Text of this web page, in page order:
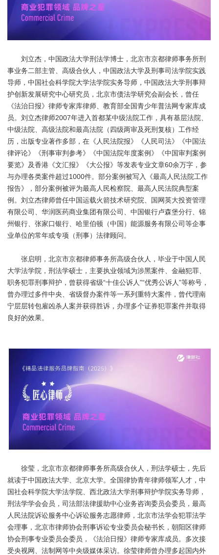
刘立杰，中国政法大学刑法学博士，北京市京都律师事务所刑
事业务二部主管、高级合伙人，中国政法大学及刑事司法学院实践
导师，中国社会科学院大学法学院实务导师，中国政法大学刑事辩
护创新发展研究中心研究员，北京市债法学研究会副会长，曾任
《法治日报》律师专家库律师、教育部全国青少年普法网专家库成
员。刘立杰律师2007年进入首都某中级法院工作，具有基层法院、
中级法院、高级法院和最高法院（四级两审及死刑复核）工作经
历，出版专业著作多部，在《人民法院报》《人民司法》《中国法
律评论》《刑事审判参考》《中国法院年度案例》《中国审判案例
要览》及香港《文汇报》《大公报》等发表专业文章60余万字，参
与办理各类案件超过1000件。部分案例被写入《最高人民法院工作
报告》，部分案例被评为最高人民检察院、最高人民法院典型案
例。刘立杰律师曾任中国运载火箭技术研究院、国网英大投资管理
有限公司、华润医药商业集团有限公司、中国银行卢森堡分行、锦
州银行、张家口银行、哈里伯顿（中国）能源服务有限公司等企事
业单位的常年或专项（刑事）法律顾问。
张启明，北京市京都律师事务所高级合伙人，毕业于中国人民
大学法学院，刑法学硕士，主要执业领域为涉黑案件、金融犯罪、
职务犯罪刑事辩护，曾获得省级“十佳公诉人”“优秀公诉人”等称号，
曾办理过多件中央、省级督办案件等一系列重特大案件，曾代理南
宁层层转包雇凶杀人案并获得胜诉，办理多个证券犯罪案件并取得
良好的效果。
徐莹，北京市京都律师事务所高级合伙人，刑法学硕士，先后
就读于中国政法大学、北京大学。全国律协青年律师领军人才，中
国社会科学院大学法学院、西北政法大学刑事辩护学院实务导师，
刑法学学会会员，司法部法律援助中心业务咨询委员会委员，最高
人民法院诉讼服务中心诉讼服务志愿律师，北京市法学会犯罪法学
会理事，北京市律师协会刑事诉讼专业委员会秘书长，朝阳区律师
协会刑事专业委员会委员，《法治日报》律师专家库成员。多次接
受央视网、法制网等中央级媒体采访。徐莹律师曾办理多起国内外